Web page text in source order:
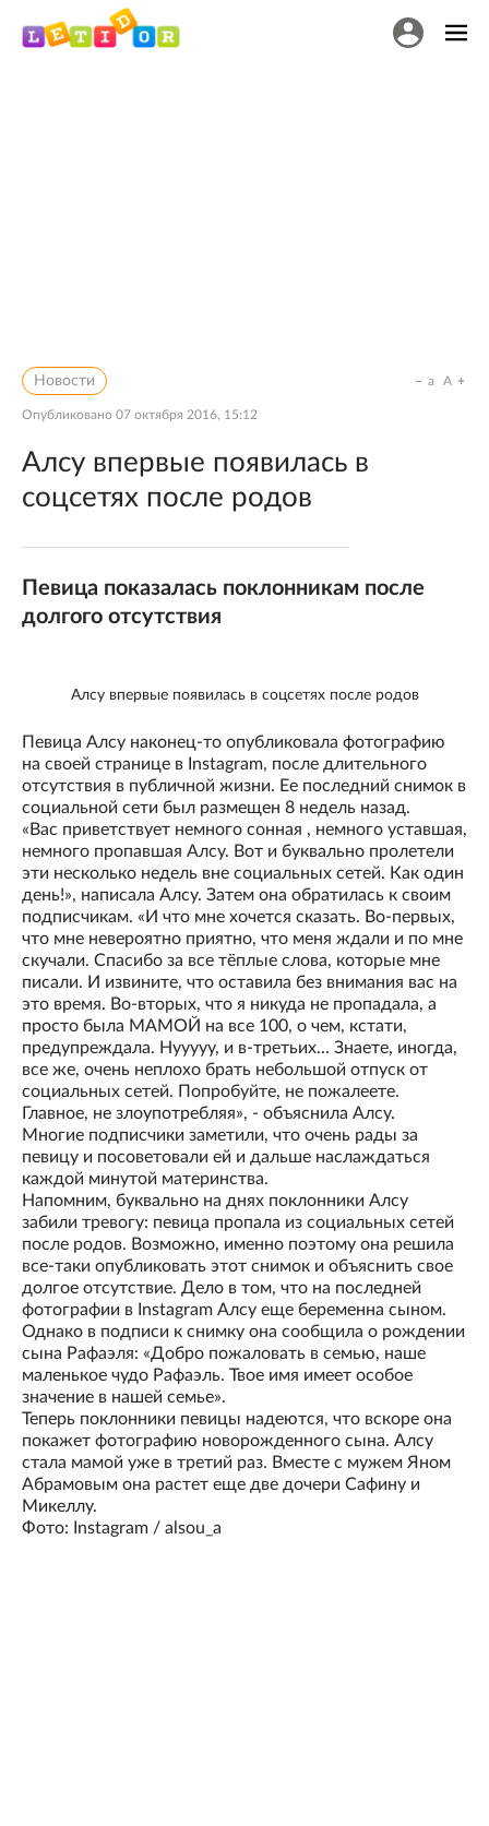
Новости
Опубликовано 07 октября 2016, 15:12
a A
Алсу впервые появилась в
соцсетях после родов
Певица показалась поклонникам после
долгого отсутствия
Алсу впервые появилась в соцсетях после родов
Певица Алсу наконец-то опубликовала фотографию
на своей странице в Instagram, после длительного
отсутствия в публичной жизни. Ее последний снимок в
социальной сети был размещен 8 недель назад.
«Вас приветствует немного сонная , немного уставшая,
немного пропавшая Алсу. Вот и буквально пролетели
эти несколько недель вне социальных сетей. Как один
день!», написала Алсу. Затем она обратилась к своим
подписчикам. «И что мне хочется сказать. Во-первых,
что мне невероятно приятно, что меня ждали и по мне
скучали. Спасибо за все тёплые слова, которые мне
писали. И извините, что оставила без внимания вас на
это время. Во-вторых, что я никуда не пропадала, а
просто была МАМОЙ на все 100, о чем, кстати,
предупреждала. Нууууу, и в-третьих... Знаете, иногда,
все же, очень неплохо брать небольшой отпуск от
социальных сетей. Попробуйте, не пожалеете.
Главное, не злоупотребляя», - объяснила Алсу.
Многие подписчики заметили, что очень рады за
певицу и посоветовали ей и дальше наслаждаться
каждой минутой материнства.
Напомним, буквально на днях поклонники Алсу
забили тревогу: певица пропала из социальных сетей
после родов. Возможно, именно поэтому она решила
все-таки опубликовать этот снимок и объяснить свое
долгое отсутствие. Дело в том, что на последней
фотографии в Instagram Алсу еще беременна сыном.
Однако в подписи к снимку она сообщила о рождении
сына Рафаэля: «Добро пожаловать в семью, наше
маленькое чудо Рафаэль. Твое имя имеет особое
значение в нашей семье».
Теперь поклонники певицы надеются, что вскоре она
покажет фотографию новорожденного сына. Алсу
стала мамой уже в третий раз. Вместе с мужем Яном
Абрамовым она растет еще две дочери Сафину и
Микеллу.
Фото: Instagram / alsou_a